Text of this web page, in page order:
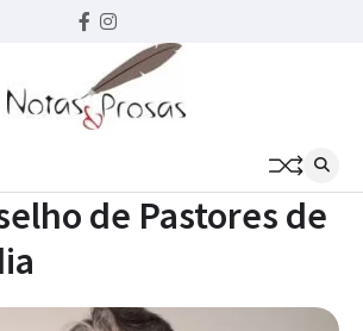
Facebook
instagram
de Pastores de